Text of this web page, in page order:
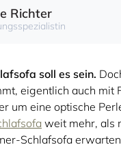
Richter
soll es sein.
eigentlich auch mit
um eine optische
weit mehr, als
Schlafsofa